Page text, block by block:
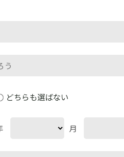
どちらも選ばない
月